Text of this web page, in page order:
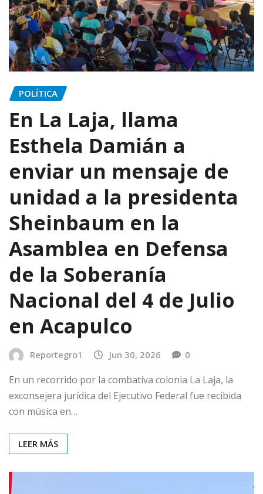
POLÍTICA
En La Laja, llama
Esthela Damián a
enviar un mensaje de
unidad a la presidenta
Sheinbaum en la
Asamblea en Defensa
de la Soberanía
Nacional del 4 de Julio
en Acapulco
Reportegro1 Jun 30, 2026 0
En un recorrido por la combativa colonia La Laja, la
exconsejera jurídica del Ejecutivo Federal fue recibida
con música en…
LEER MÁS